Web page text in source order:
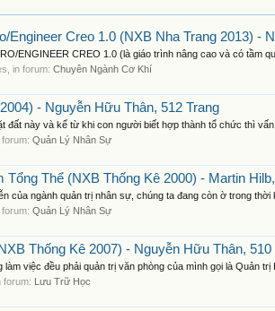
Creo 1.0 (NXB Nha Trang 2013) -
ENGINEER CREO 1.0 (là giáo trình nâng cao và có tầm
in forum:Chuyên Ngành Cơ Khí
- Nguyễn Hữu Thân, 512 Trang
đất này và kể từ khi con người biết hợp thành tổ chức thì vấn
forum:Quản Lý Nhân Sự
Thể (NXB Thống Kê 2000) - Martin
của ngành quản trị nhân sự, chúng ta đang còn ờ trong thời
forum:Quản Lý Nhân Sự
Thống Kê 2007) - Nguyễn Hữu Thân, 510
việc đều phải quản trị văn phòng của mình gọi là Quản trị
forum: Lưu Trữ Học